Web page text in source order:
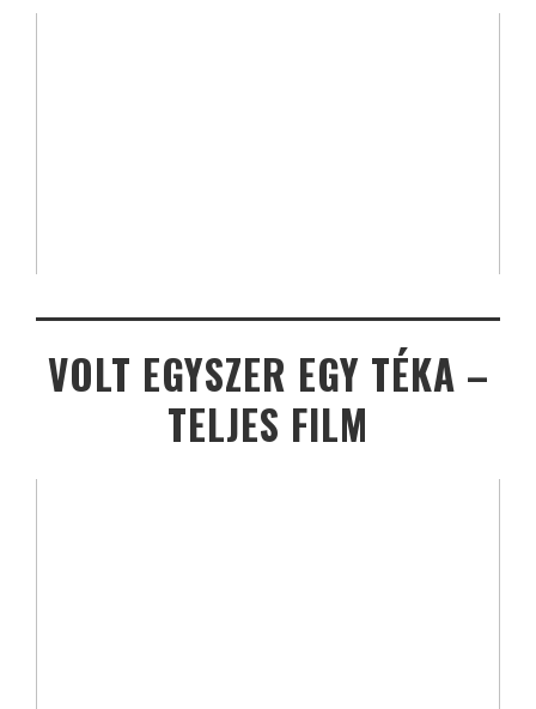
VOLT EGYSZER EGY TÉKA –
TELJES FILM